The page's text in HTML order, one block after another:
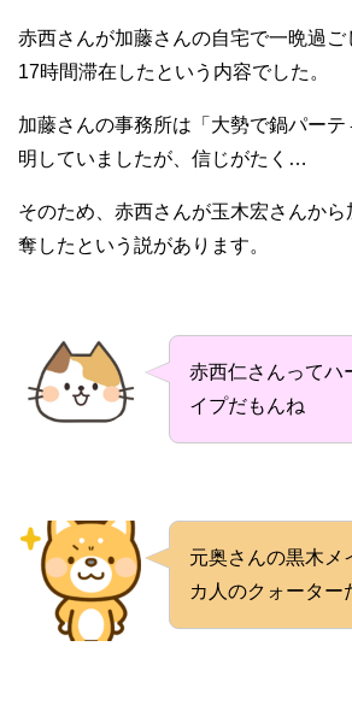
赤西さんが加藤さんの自宅で一晩過
17時間滞在したという内容でした。
加藤さんの事務所は「大勢で鍋パー
明していましたが、信じがたく…
そのため、赤西さんが玉木宏さんか
奪したという説があります。
赤西仁さんってハ
イプだもんね
元奥さんの黒木メ
カ人のクォーター